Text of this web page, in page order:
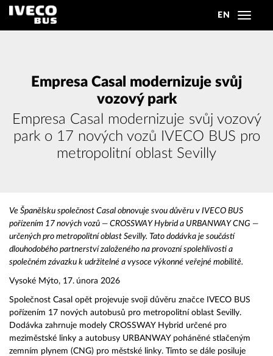
EN
Toggle
Empresa Casal modernizuje svůj
vozový park
Empresa Casal modernizuje svůj vozový
park o 17 nových vozů IVECO BUS pro
metropolitní oblast Sevilly
Ve Španělsku společnost Casal obnovuje svou důvěru v IVECO BUS
pořízením 17 nových vozů — CROSSWAY Hybrid a URBANWAY CNG —
určených pro metropolitní oblast Sevilly. Tato dodávka je součástí
dlouhodobého partnerství založeného na provozní spolehlivosti a
společném závazku k udržitelné a vysoce výkonné veřejné mobilitě.
Vysoké Mýto, 17. února 2026
Společnost Casal opět projevuje svoji důvěru značce IVECO BUS
pořízením 17 nových autobusů pro metropolitní oblast Sevilly.
Dodávka zahrnuje modely CROSSWAY Hybrid určené pro
meziměstské linky a autobusy URBANWAY poháněné stlačeným
zemním plynem (CNG) pro městské linky. Tímto se dále posiluje